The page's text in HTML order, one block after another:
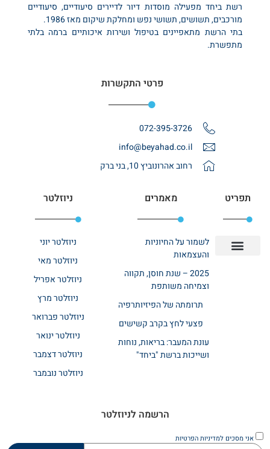
רשת ביחד מפעילה מוסדות דיור לדיירים סיעודיים, סיעודיים
מורכבים, תשושים, תשושי נפש ומחלקת שיקום מאז 1986.
בתי הרשת מתאפיינים בטיפול ושירות איכותיים ברמה בלתי
מתפשרת.
פרטי התקשרות
072-395-3726
info@beyahad.co.il
רחוב אהרונוביץ 10, בני ברק
תפריט מאמרים
לשמור על החיוניות
והעצמאות
2025 – שנת חוסן, תקווה
וצמיחה משותפת
תרומתה של הפיזיותרפיה
פצעי לחץ בקרב קשישים
עונת המעבר: בריאות, נוחות
ושייכות ברשת "ביחד"
ניוזלטר
ניוזלטר יוני
ניוזלטר מאי
ניוזלטר אפריל
ניוזלטר מרץ
ניוזלטר פברואר
ניוזלטר ינואר
ניוזלטר דצמבר
ניוזלטר נובמבר
הרשמה לניוזלטר
אני מסכים למדיניות הפרטיות